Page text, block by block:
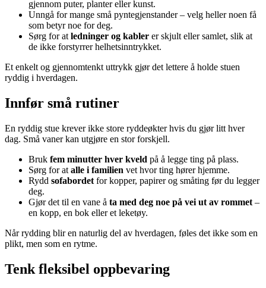
gjennom puter, planter eller kunst.
Unngå for mange små pyntegjenstander – velg heller noen få
som betyr noe for deg.
Sørg for at ledninger og kabler er skjult eller samlet, slik at
de ikke forstyrrer helhetsinntrykket.
Et enkelt og gjennomtenkt uttrykk gjør det lettere å holde stuen
ryddig i hverdagen.
Innfør små rutiner
En ryddig stue krever ikke store ryddeøkter hvis du gjør litt hver
dag. Små vaner kan utgjøre en stor forskjell.
Bruk fem minutter hver kveld på å legge ting på plass.
Sørg for at alle i familien vet hvor ting hører hjemme.
Rydd sofabor­det for kopper, papirer og småting før du legger
deg.
Gjør det til en vane å ta med deg noe på vei ut av rommet –
en kopp, en bok eller et leketøy.
Når rydding blir en naturlig del av hverdagen, føles det ikke som en
plikt, men som en rytme.
Tenk fleksibel oppbevaring